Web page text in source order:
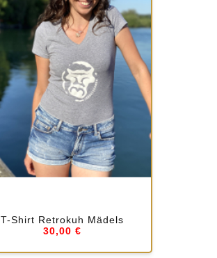
T-Shirt Retrokuh Mädels
30,00 €